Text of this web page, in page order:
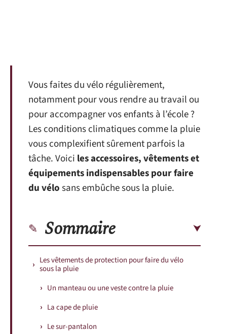
Vous faites du vélo régulièrement,
notamment pour vous rendre au travail ou
pour accompagner vos enfants à l’école ?
Les conditions climatiques comme la pluie
vous complexifient sûrement parfois la
tâche. Voici les accessoires, vêtements et
équipements indispensables pour faire
du vélosans embûche sous la pluie.
Sommaire
Les vêtements de protection pour faire du vélo
sous la pluie
Un manteau ou une veste contre la pluie
La cape de pluie
Le sur-pantalon